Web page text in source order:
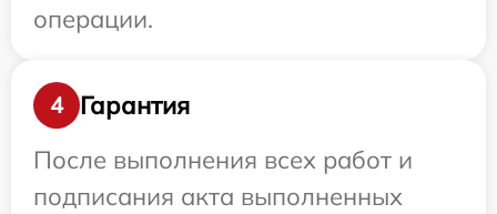
операции.
4
Гарантия
После выполнения всех работ и
подписания акта выполненных